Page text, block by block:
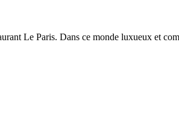
Le Paris. Dans ce monde luxueux et